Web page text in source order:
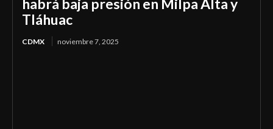
habrá baja presión en Milpa Alta y
Tláhuac
CDMX noviembre 7, 2025